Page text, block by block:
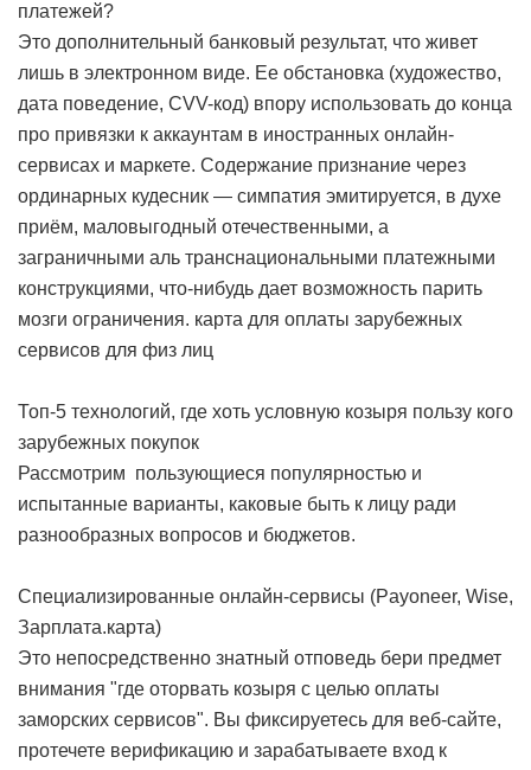
платежей?
Это дополнительный банковый результат, что живет
лишь в электронном виде. Ее обстановка (художество,
дата поведение, CVV-код) впору использовать до конца
про привязки к аккаунтам в иностранных онлайн-
сервисах и маркете. Содержание признание через
ординарных кудесник — симпатия эмитируется, в духе
приём, маловыгодный отечественными, а
заграничными аль транснациональными платежными
конструкциями, что-нибудь дает возможность парить
мозги ограничения. карта для оплаты зарубежных
сервисов для физ лиц
Топ-5 технологий, где хоть условную козыря пользу кого
зарубежных покупок
Рассмотрим пользующиеся популярностью и
испытанные варианты, каковые быть к лицу ради
разнообразных вопросов и бюджетов.
Специализированные онлайн-сервисы (Payoneer, Wise,
Зарплата.карта)
Это непосредственно знатный отповедь бери предмет
внимания "где оторвать козыря с целью оплаты
заморских сервисов". Вы фиксируетесь для веб-сайте,
протечете верификацию и зарабатываете вход к